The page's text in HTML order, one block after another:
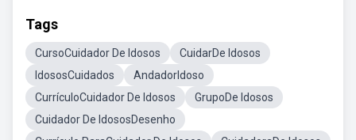
Tags
CursoCuidador De Idosos
CuidarDe Idosos
IdososCuidados
AndadorIdoso
CurrículoCuidador De Idosos
GrupoDe Idosos
Cuidador De IdososDesenho